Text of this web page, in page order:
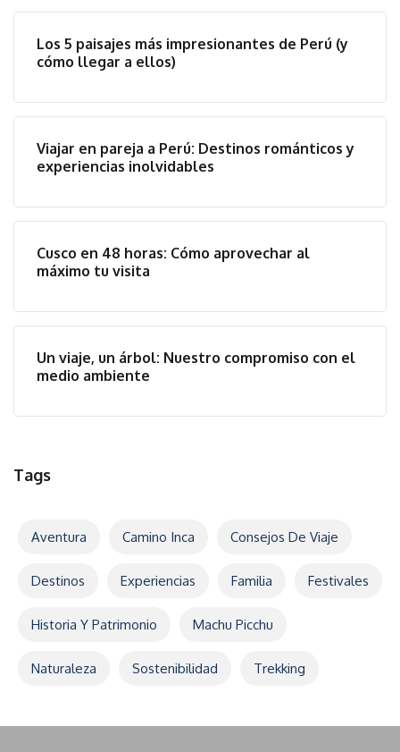
Los 5 paisajes más impresionantes de Perú (y
cómo llegar a ellos)
Viajar en pareja a Perú: Destinos románticos y
experiencias inolvidables
Cusco en 48 horas: Cómo aprovechar al
máximo tu visita
Un viaje, un árbol: Nuestro compromiso con el
medio ambiente
Tags
Aventura Camino Inca Consejos De Viaje
Destinos Experiencias Familia Festivales
Historia Y Patrimonio Machu Picchu
Naturaleza Sostenibilidad Trekking